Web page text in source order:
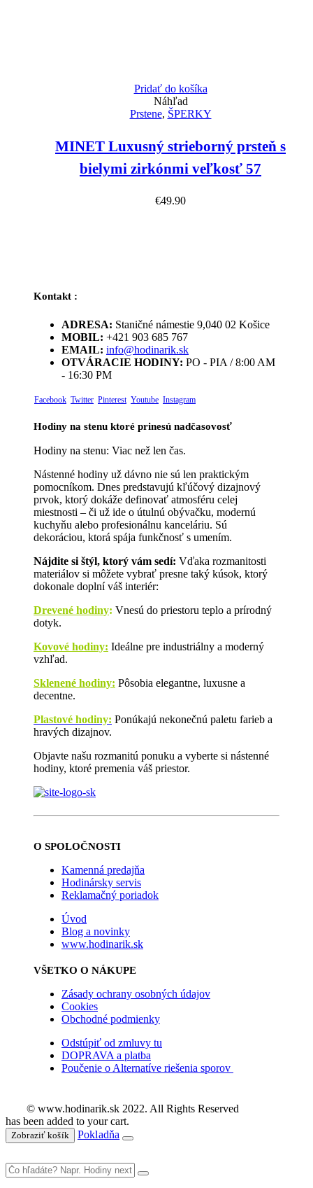
Pridať do košíka
Náhľad
Prstene, ŠPERKY
MINET Luxusný strieborný prsteň s
bielymi zirkónmi veľkosť 57
€49.90
Kontakt :
ADRESA: Staničné námestie 9,040 02 Košice
MOBIL: +421 903 685 767
EMAIL: info@hodinarik.sk
OTVÁRACIE HODINY: PO - PIA / 8:00 AM
- 16:30 PM
Facebook Twitter Pinterest Youtube Instagram
Hodiny na stenu ktoré prinesú nadčasovosť
Hodiny na stenu: Viac než len čas.
Nástenné hodiny už dávno nie sú len praktickým
pomocníkom. Dnes predstavujú kľúčový dizajnový
prvok, ktorý dokáže definovať atmosféru celej
miestnosti – či už ide o útulnú obývačku, modernú
kuchyňu alebo profesionálnu kanceláriu. Sú
dekoráciou, ktorá spája funkčnosť s umením.
Nájdite si štýl, ktorý vám sedí: Vďaka rozmanitosti
materiálov si môžete vybrať presne taký kúsok, ktorý
dokonale doplní váš interiér:
Drevené hodiny: Vnesú do priestoru teplo a prírodný
dotyk.
Kovové hodiny: Ideálne pre industriálny a moderný
vzhľad.
Sklenené hodiny: Pôsobia elegantne, luxusne a
decentne.
Plastové hodiny: Ponúkajú nekonečnú paletu farieb a
hravých dizajnov.
Objavte našu rozmanitú ponuku a vyberte si nástenné
hodiny, ktoré premenia váš priestor.
O SPOLOČNOSTI
Kamenná predajňa
Hodinársky servis
Reklamačný poriadok
Úvod
Blog a novinky
www.hodinarik.sk
VŠETKO O NÁKUPE
Zásady ochrany osobných údajov
Cookies
Obchodné podmienky
Odstúpiť od zmluvy tu
DOPRAVA a platba
Poučenie o Alternatíve riešenia sporov
© www.hodinarik.sk 2022. All Rights Reserved
has been added to your cart.
Zobraziť košík Pokladňa